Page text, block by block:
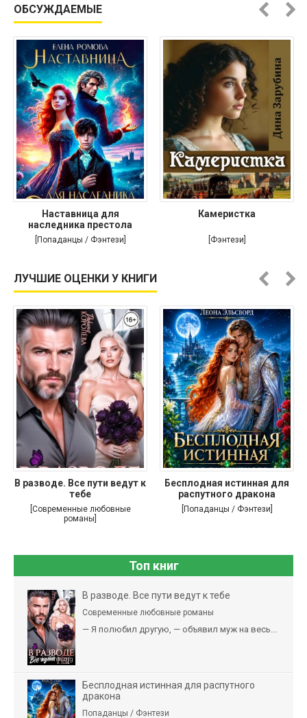
ОБСУЖДАЕМЫЕ
Наставница для
наследника престола
[Попаданцы / Фэнтези]
Камеристка
[Фэнтези]
ЛУЧШИЕ ОЦЕНКИ У КНИГИ
В разводе. Все пути ведут к
тебе
[Современные любовные
романы]
Бесплодная истинная для
распутного дракона
[Попаданцы / Фэнтези]
Топ книг
В разводе. Все пути ведут к тебе
Современные любовные романы
— Я полюбил другую, — объявил муж на весь...
Бесплодная истинная для распутного
дракона
Попаданцы / Фэнтези